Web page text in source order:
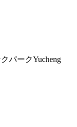
パークYucheng